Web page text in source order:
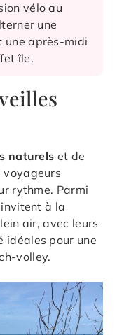
vélo au
une
une après-midi
île.
naturels et de
voyageurs
rythme. Parmi
à la
air, avec leurs
idéales pour une
volley.